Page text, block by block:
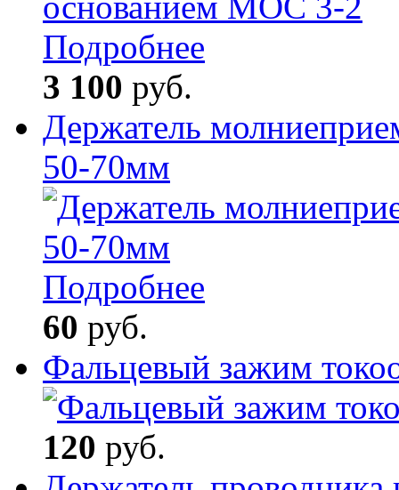
Подробнее
3 100 руб.
Держатель
50-70мм
Подробнее
60 руб.
Фальцевый зажим
120 руб.